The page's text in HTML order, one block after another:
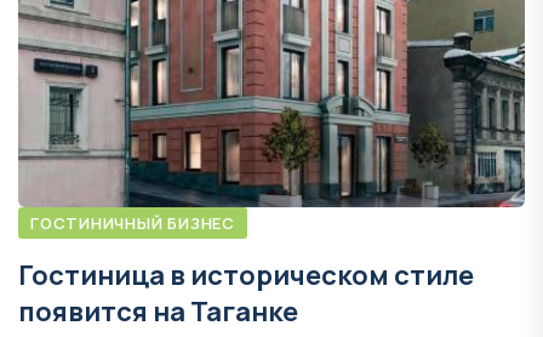
ГОСТИНИЧНЫЙ БИЗНЕС
Гостиница в историческом стиле
появится на Таганке